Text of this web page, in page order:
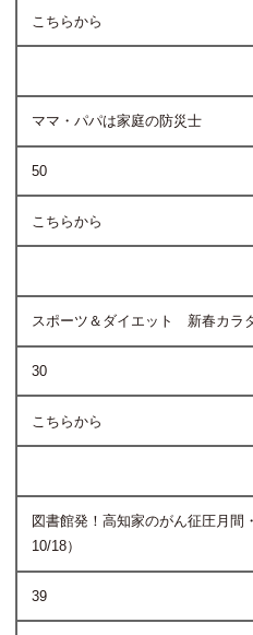
こちらから
ママ・パパは家庭の防災士
50
こちらから
スポーツ＆ダイエット 新春カラ
30
こちらから
図書館発！高知家のがん征圧月間
10/18）
39